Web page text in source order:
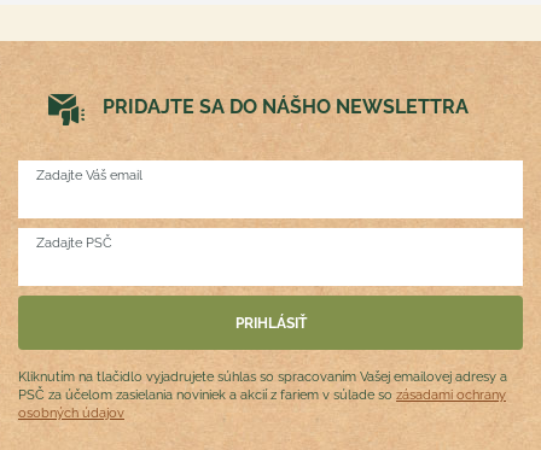
PRIDAJTE SA DO NÁŠHO NEWSLETTRA
Zadajte Váš email
Zadajte PSČ
Kliknutím na tlačidlo vyjadrujete súhlas so spracovaním Vašej emailovej adresy a
PSČ za účelom zasielania noviniek a akcií z fariem v súlade so zásadami ochrany
osobných údajov